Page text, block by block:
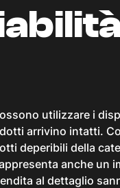
utilizzare i
arrivino intatti.
deperibili della
anche un
al dettaglio